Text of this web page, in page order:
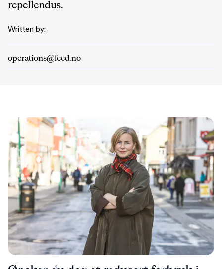
repellendus.
Written by:
operations@feed.no